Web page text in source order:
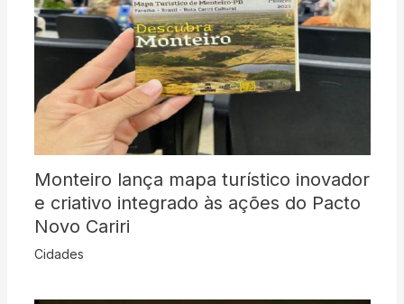
Monteiro lança mapa turístico inovador
e criativo integrado às ações do Pacto
Novo Cariri
Cidades